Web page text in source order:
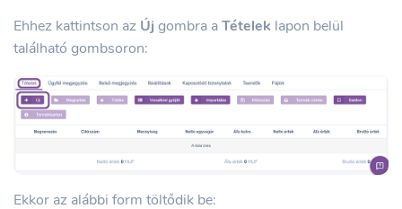
Ehhez kattintson az Új gombra aTételek lapon belül
található gombsoron:
Ekkor az alábbi form töltődik be: